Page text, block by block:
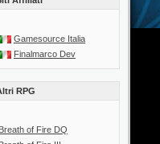
Gamesource Italia
Finalmarco Dev
RPG
of Fire DQ